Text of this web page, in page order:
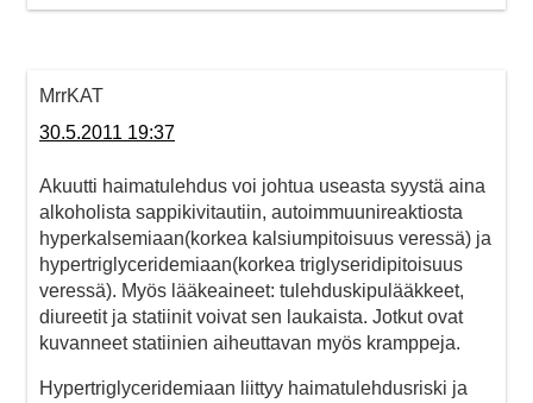
MrrKAT
30.5.2011 19:37
Akuutti haimatulehdus voi johtua useasta syystä aina
alkoholista sappikivitautiin, autoimmuunireaktiosta
hyperkalsemiaan(korkea kalsiumpitoisuus veressä) ja
hypertriglyceridemiaan(korkea triglyseridipitoisuus
veressä). Myös lääkeaineet: tulehduskipulääkkeet,
diureetit ja statiinit voivat sen laukaista. Jotkut ovat
kuvanneet statiinien aiheuttavan myös kramppeja.
Hypertriglyceridemiaan liittyy haimatulehdusriski ja